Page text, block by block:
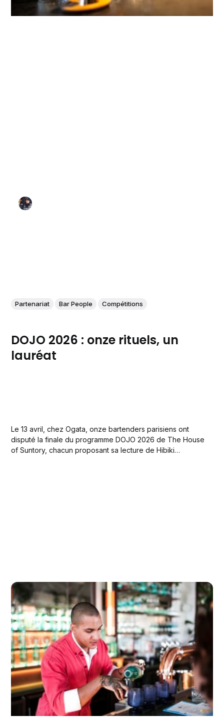
Partenariat Bar People Compétitions
DOJO 2026 : onze rituels, un
lauréat
Le 13 avril, chez Ogata, onze bartenders parisiens ont
disputé la finale du programme DOJO 2026 de The House
of Suntory, chacun proposant sa lecture de Hibiki